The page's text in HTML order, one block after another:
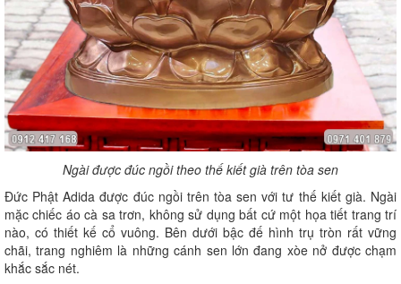
Ngài được đúc ngồi theo thế kiết già trên tòa sen
Đức Phật Adida được đúc ngồi trên tòa sen với tư thế kiết già. Ngài
mặc chiếc áo cà sa trơn, không sử dụng bất cứ một họa tiết trang trí
nào, có thiết kế cổ vuông. Bên dưới bậc đế hình trụ tròn rất vững
chãi, trang nghiêm là những cánh sen lớn đang xòe nở được chạm
khắc sắc nét.